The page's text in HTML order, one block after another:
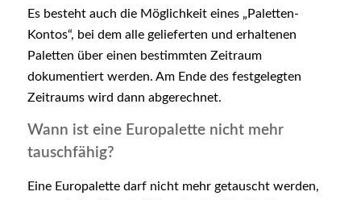
Es besteht auch die Möglichkeit eines „Paletten-
Kontos“, bei dem alle gelieferten und erhaltenen
Paletten über einen bestimmten Zeitraum
dokumentiert werden. Am Ende des festgelegten
Zeitraums wird dann abgerechnet.
Wann ist eine Europalette nicht mehr
tauschfähig?
Eine Europalette darf nicht mehr getauscht werden,